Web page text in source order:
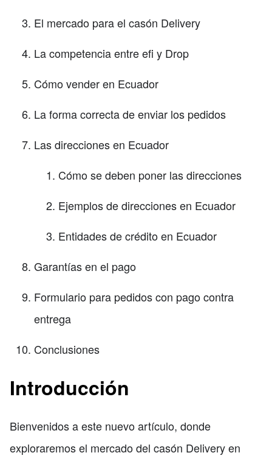
El mercado para el casón Delivery
La competencia entre efi y Drop
Cómo vender en Ecuador
La forma correcta de enviar los pedidos
Las direcciones en Ecuador
Cómo se deben poner las direcciones
Ejemplos de direcciones en Ecuador
Entidades de crédito en Ecuador
Garantías en el pago
Formulario para pedidos con pago contra
entrega
Conclusiones
Introducción
Bienvenidos a este nuevo artículo, donde
exploraremos el mercado del casón Delivery en